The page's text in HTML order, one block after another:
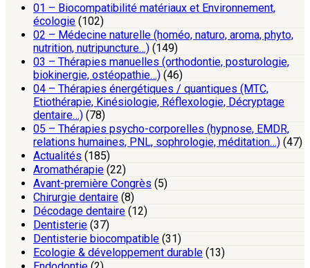
01 – Biocompatibilité matériaux et Environnement,
écologie (102)
02 – Médecine naturelle (homéo, naturo, aroma, phyto,
nutrition, nutripuncture…) (149)
03 – Thérapies manuelles (orthodontie, posturologie,
biokinergie, ostéopathie…) (46)
04 – Thérapies énergétiques / quantiques (MTC,
Etiothérapie, Kinésiologie, Réflexologie, Décryptage
dentaire…) (78)
05 – Thérapies psycho-corporelles (hypnose, EMDR,
relations humaines, PNL, sophrologie, méditation…) (47)
Actualités (185)
Aromathérapie (22)
Avant-première Congrès (5)
Chirurgie dentaire (8)
Décodage dentaire (12)
Dentisterie (37)
Dentisterie biocompatible (31)
Ecologie & développement durable (13)